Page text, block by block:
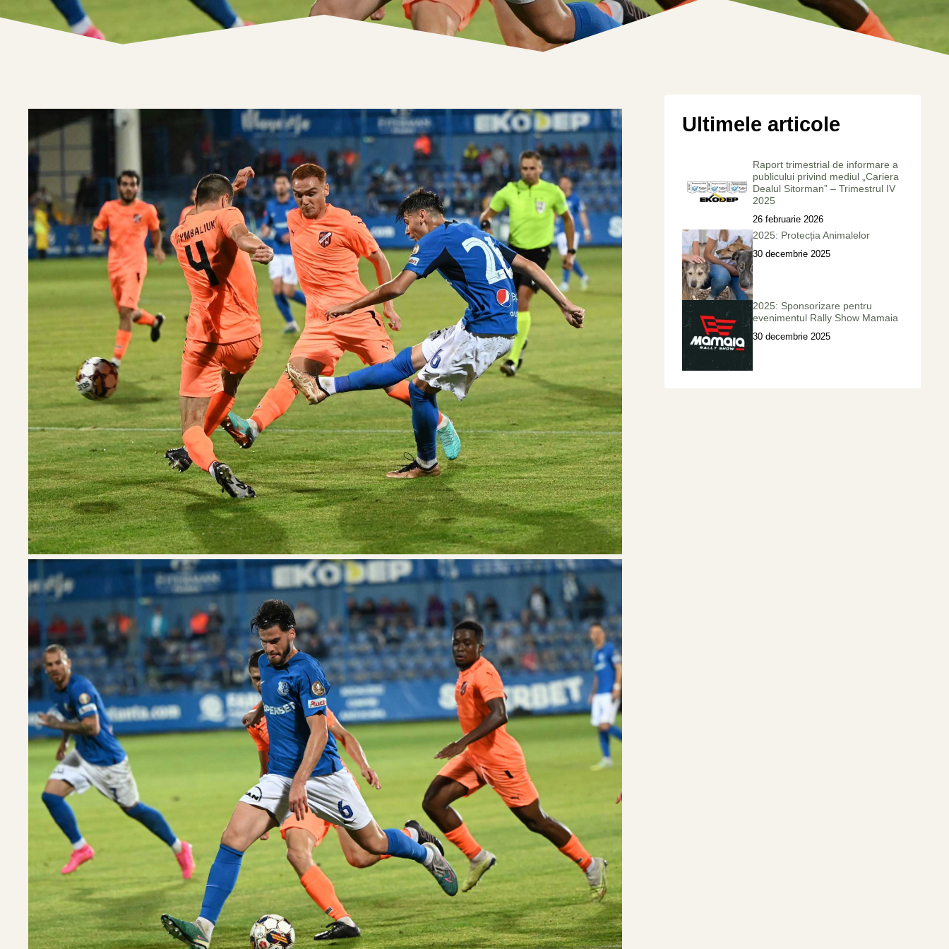
Ultimele articole
Raport trimestrial de informare a
publicului privind mediul „Cariera
Dealul Sitorman” – Trimestrul IV
2025
26 februarie 2026
2025: Protecția Animalelor
30 decembrie 2025
2025: Sponsorizare pentru
evenimentul Rally Show Mamaia
30 decembrie 2025